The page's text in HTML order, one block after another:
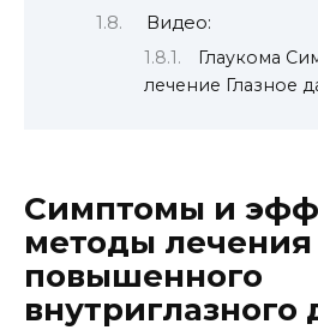
Видео:
Глаукома
лечение Глазное
Симптомы и
методы лечения
повышенного
внутриглазного